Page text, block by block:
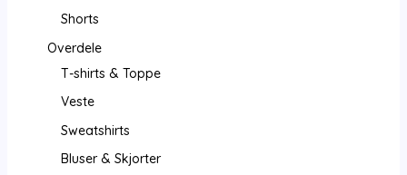
Shorts
Overdele
T-shirts & Toppe
Veste
Sweatshirts
Bluser & Skjorter